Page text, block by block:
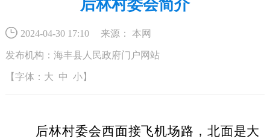
后林村委会简介
2024-04-30 17:10 来源： 本网
发布机构：海丰县人民政府门户网站
【字体： 大 中 小】
后林村委会西面接飞机场路，北面是大